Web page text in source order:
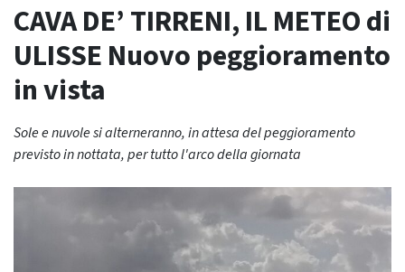
CAVA DE’ TIRRENI, IL METEO di
ULISSE Nuovo peggioramento
in vista
Sole e nuvole si alterneranno, in attesa del peggioramento
previsto in nottata, per tutto l'arco della giornata